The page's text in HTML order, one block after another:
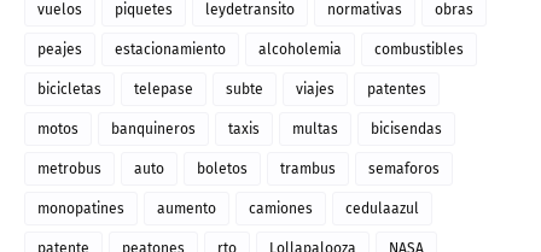
vuelos piquetes leydetransito normativas obras
peajes estacionamiento alcoholemia combustibles
bicicletas telepase subte viajes patentes
motos banquineros taxis multas bicisendas
metrobus auto boletos trambus semaforos
monopatines aumento camiones cedulaazul